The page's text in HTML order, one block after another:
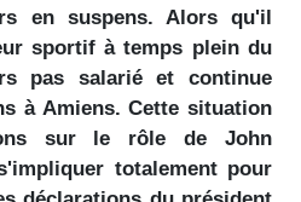
en suspens. Alors qu'il
sportif à temps plein du
pas salarié et continue
à Amiens. Cette situation
sur le rôle de John
totalement pour